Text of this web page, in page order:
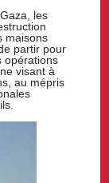
les
maisons
partir pour
opérations
visant à
au mépris